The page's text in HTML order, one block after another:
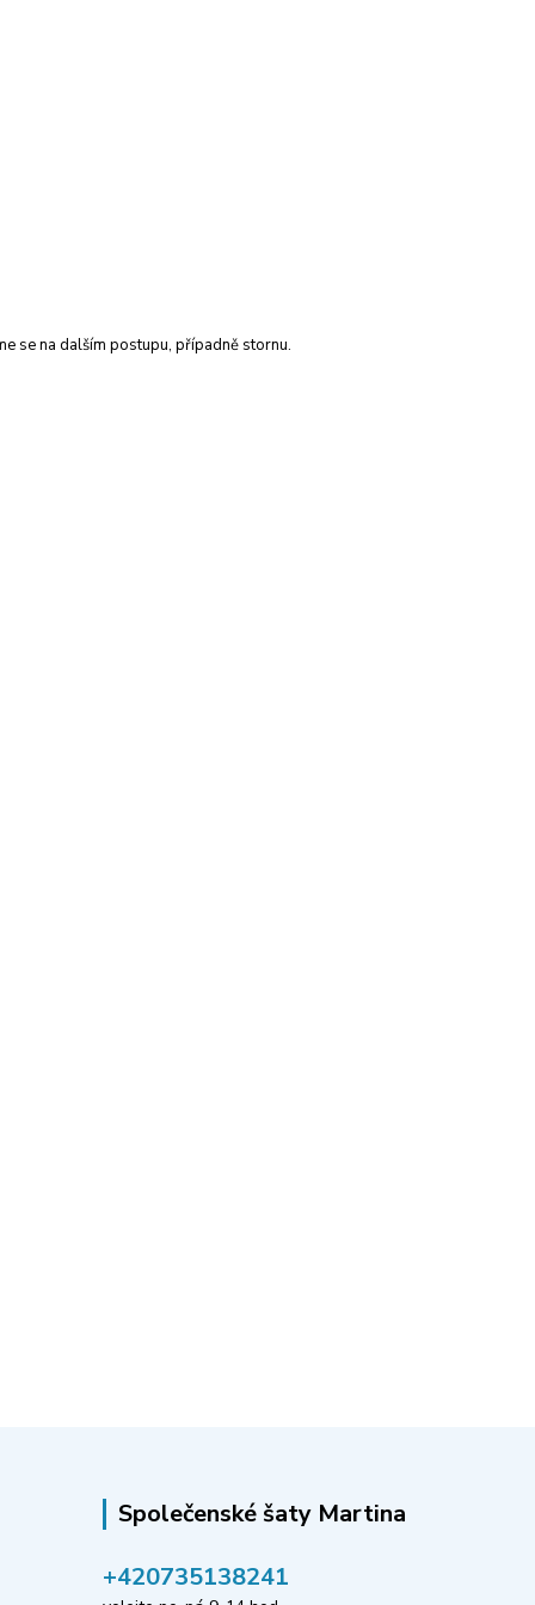
se na dalším postupu, případně stornu.
Společenské šaty Martina
‭+420735138241